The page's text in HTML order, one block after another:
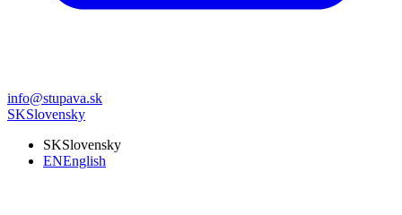
info@stupava.sk
SKSlovensky
SKSlovensky
ENEnglish